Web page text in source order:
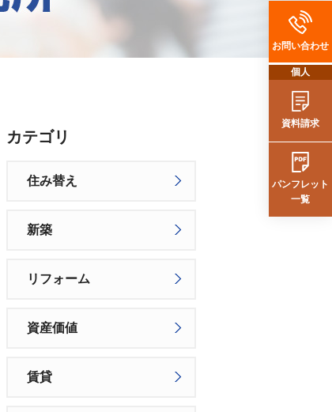
カテゴリ
住み替え
新築
リフォーム
資産価値
賃貸
お問い合わせ
個人
資料請求
パンフレット
一覧